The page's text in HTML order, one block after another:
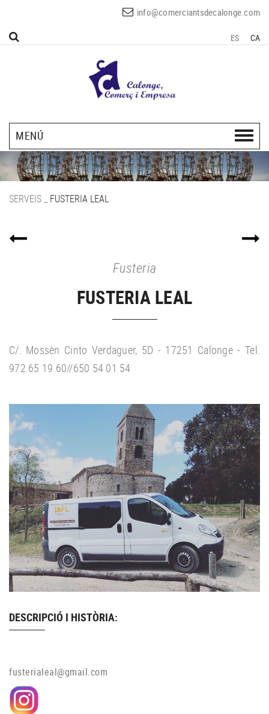
info@comerciantsdecalonge.com
ES CA
MENÚ
SERVEIS FUSTERIA LEAL
Fusteria
FUSTERIA LEAL
C/. Mossèn Cinto Verdaguer, 5D - 17251 Calonge - Tel.
972 65 19 60//650 54 01 54
DESCRIPCIÓ I HISTÒRIA:
fusterialeal@gmail.com